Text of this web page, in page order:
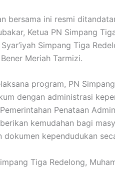
bersama ini resmi
Ketua PN Simpang
Simpang Tiga
Meriah Tarmizi.
program, PN
dengan administrasi
Penataan
kemudahan bagi
dokumen kependudukan
Tiga Redelong,